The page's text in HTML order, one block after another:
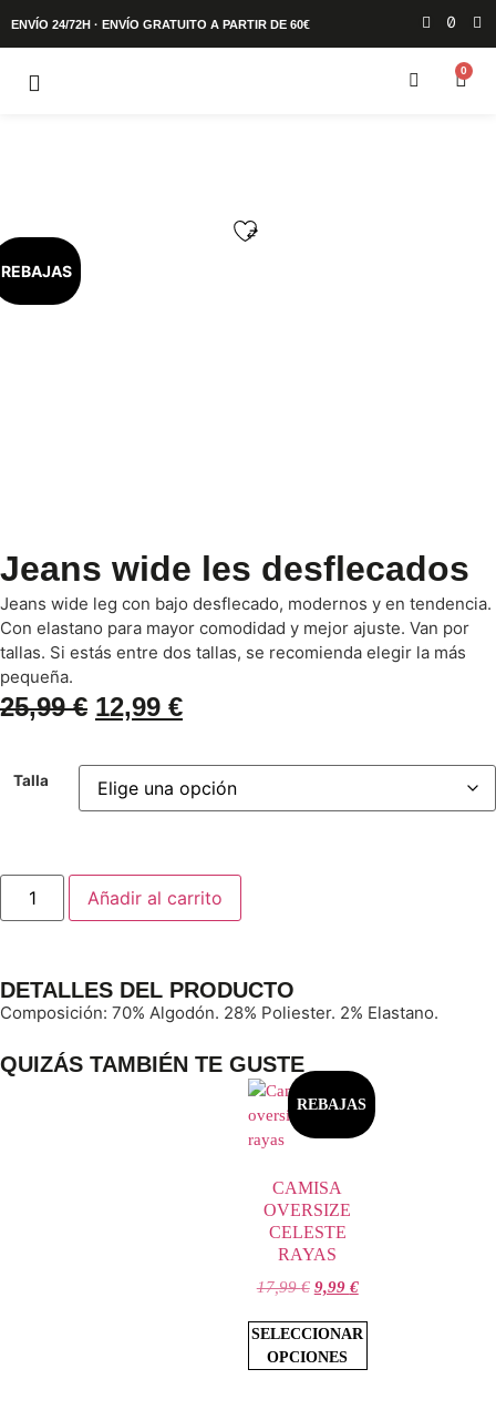
ENVÍO 24/72H · ENVÍO GRATUITO A PARTIR DE 60€
0
REBAJAS
Jeans wide les desflecados
Jeans wide leg con bajo desflecado, modernos y en tendencia.
Con elastano para mayor comodidad y mejor ajuste. Van por
tallas. Si estás entre dos tallas, se recomienda elegir la más
pequeña.
25,99€ 12,99 €
Talla
Añadir al carrito
DETALLES DEL PRODUCTO
Composición: 70% Algodón. 28% Poliester. 2% Elastano.
QUIZÁS TAMBIÉN TE GUSTE
REBAJAS
CAMISA
OVERSIZE
CELESTE
RAYAS
17,99€ 9,99 €
SELECCIONAR
OPCIONES